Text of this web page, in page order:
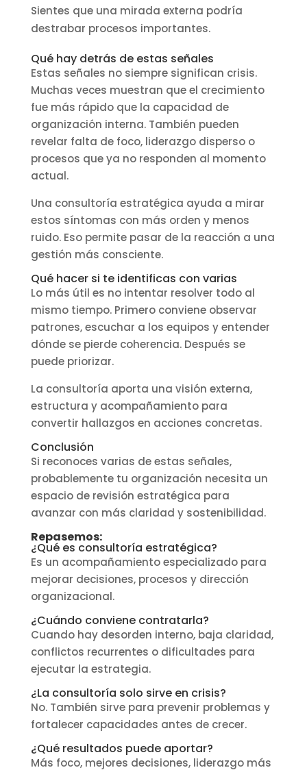
Sientes que una mirada externa podría
destrabar procesos importantes.
Qué hay detrás de estas señales
Estas señales no siempre significan crisis.
Muchas veces muestran que el crecimiento
fue más rápido que la capacidad de
organización interna. También pueden
revelar falta de foco, liderazgo disperso o
procesos que ya no responden al momento
actual.
Una consultoría estratégica ayuda a mirar
estos síntomas con más orden y menos
ruido. Eso permite pasar de la reacción a una
gestión más consciente.
Qué hacer si te identificas con varias
Lo más útil es no intentar resolver todo al
mismo tiempo. Primero conviene observar
patrones, escuchar a los equipos y entender
dónde se pierde coherencia. Después se
puede priorizar.
La consultoría aporta una visión externa,
estructura y acompañamiento para
convertir hallazgos en acciones concretas.
Conclusión
Si reconoces varias de estas señales,
probablemente tu organización necesita un
espacio de revisión estratégica para
avanzar con más claridad y sostenibilidad.
Repasemos:
¿Qué es consultoría estratégica?
Es un acompañamiento especializado para
mejorar decisiones, procesos y dirección
organizacional.
¿Cuándo conviene contratarla?
Cuando hay desorden interno, baja claridad,
conflictos recurrentes o dificultades para
ejecutar la estrategia.
¿La consultoría solo sirve en crisis?
No. También sirve para prevenir problemas y
fortalecer capacidades antes de crecer.
¿Qué resultados puede aportar?
Más foco, mejores decisiones, liderazgo más